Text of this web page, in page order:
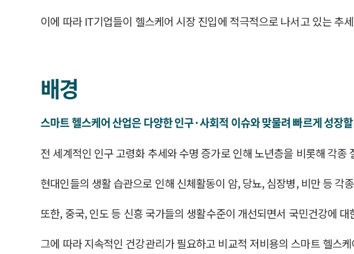
이에 따라 IT기업들이 헬스케어 시장 진입에 적극적으로 나서고 있는 추세
배경
스마트 헬스케어 산업은 다양한 인구·사회적 이슈와 맞물려 빠르게 성장
전 세계적인 인구 고령화 추세와 수명 증가로 인해 노년층을 비롯해 각
현대인들의 생활 습관으로 인해 신체활동이 암, 당뇨, 심장병, 비만 등 각
또한, 중국, 인도 등 신흥 국가들의 생활수준이 개선되면서 국민건강에
그에 따라 지속적인 건강관리가 필요하고 비교적 저비용의 스마트 헬스